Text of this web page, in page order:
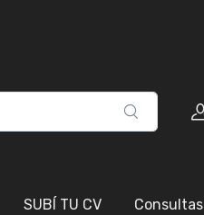
SUBÍ TU CV Consultas